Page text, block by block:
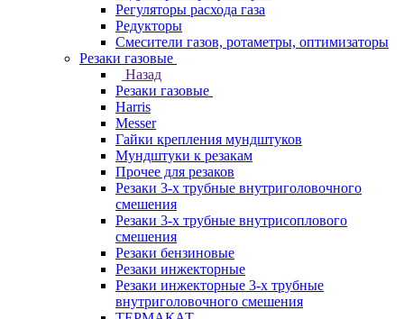
Регуляторы расхода газа
Редукторы
Смесители газов, ротаметры, оптимизаторы
Резаки газовые
Назад
Резаки газовые
Harris
Messer
Гайки крепления мундштуков
Мундштуки к резакам
Прочее для резаков
Резаки 3-х трубные внутриголовочного
смешения
Резаки 3-х трубные внутрисоплового
смешения
Резаки бензиновые
Резаки инжекторные
Резаки инжекторные 3-х трубные
внутриголовочного смешения